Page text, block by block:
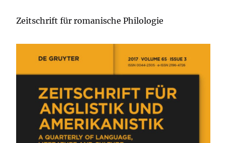
Zeitschrift für romanische Philologie